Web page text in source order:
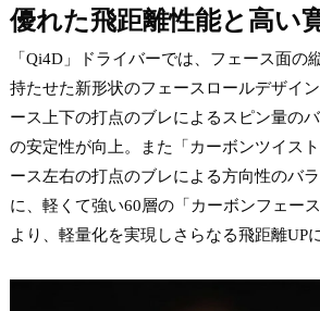
優れた飛距離性能と高い
「Qi4D」ドライバーでは、フェース面の
持たせた新形状のフェースロールデザイ
ース上下の打点のブレによるスピン量の
の安定性が向上。また「カーボンツイス
ース左右の打点のブレによる方向性のバ
に、軽くて強い60層の「カーボンフェー
より、軽量化を実現しさらなる飛距離UP